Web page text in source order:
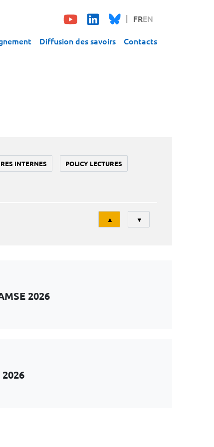
FREN
Diffusion des savoirs Contacts
INTERNES POLICY LECTURES
Tri
▲ ▼
2026